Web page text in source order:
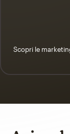
Scopri le